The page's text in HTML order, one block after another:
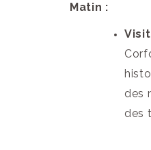
Matin :
des
des